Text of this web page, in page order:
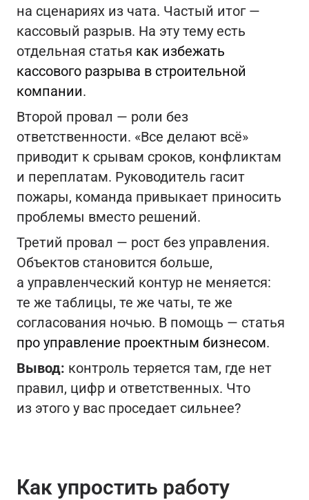
на сценариях из чата. Частый итог —
кассовый разрыв. На эту тему есть
отдельная статья как избежать
кассового разрыва в строительной
компании.
Второй провал — роли без
ответственности. «Все делают всё»
приводит к срывам сроков, конфликтам
и переплатам. Руководитель гасит
пожары, команда привыкает приносить
проблемы вместо решений.
Третий провал — рост без управления.
Объектов становится больше,
а управленческий контур не меняется:
те же таблицы, те же чаты, те же
согласования ночью. В помощь — статья
про управление проектным бизнесом.
Вывод: контроль теряется там, где нет
правил, цифр и ответственных. Что
из этого у вас проседает сильнее?
Как упростить работу